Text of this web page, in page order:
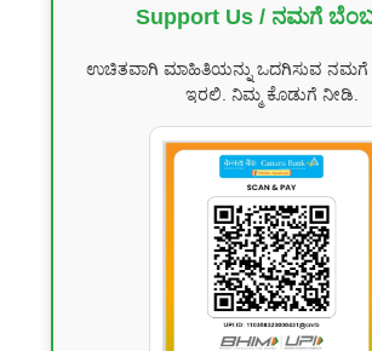
Support Us / ನಮಗೆ
ಉಚಿತವಾಗಿ ಮಾಹಿತಿಯನ್ನು ಒದಗಿಸುವ ನಮಗೆ
ಇರಲಿ. ನಿಮ್ಮ ಕೊಡುಗೆ ನೀಡಿ.